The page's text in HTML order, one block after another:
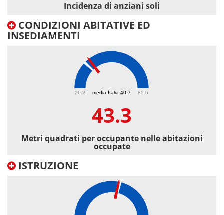
Incidenza di anziani soli
CONDIZIONI ABITATIVE ED
INSEDIAMENTI
media Italia 40.7
26.2 85.6
43.3
Metri quadrati per occupante nelle abitazioni
occupate
ISTRUZIONE